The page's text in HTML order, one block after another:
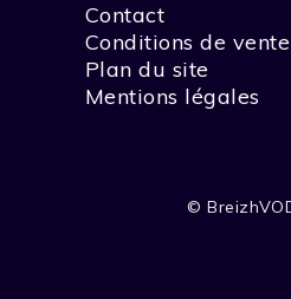
Contact
Conditions de vente
Plan du site
Mentions légales
©